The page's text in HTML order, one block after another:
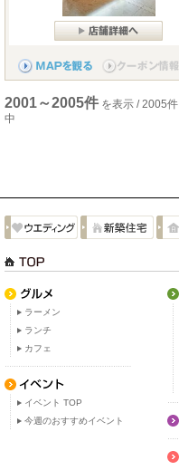
2001～2005件 を表示 / 2005件
中
ラーメン
ランチ
カフェ
イベント TOP
今週のおすすめイベント